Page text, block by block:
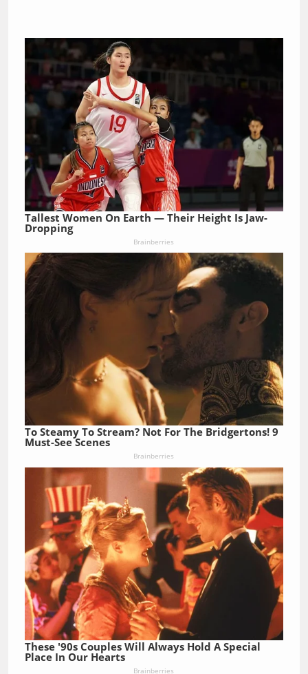
Tallest Women On Earth — Their Height Is Jaw-
Dropping
Brainberries
To Steamy To Stream? Not For The Bridgertons! 9
Must-See Scenes
Brainberries
These '90s Couples Will Always Hold A Special
Place In Our Hearts
Brainberries